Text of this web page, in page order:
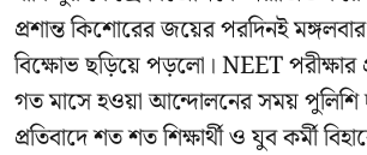
প্রশান্ত কিশোরের জয়ের পরদিনই
বিক্ষোভ ছড়িয়ে পড়লো। NEET পরীক্ষার
গত মাসে হওয়া আন্দোলনের সময় পুলিশি
প্রতিবাদে শত শত শিক্ষার্থী ও যুব কর্মী